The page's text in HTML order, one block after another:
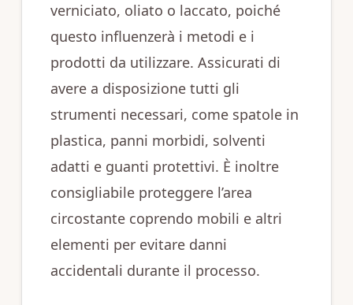
verniciato, oliato o laccato, poiché
questo influenzerà i metodi e i
prodotti da utilizzare. Assicurati di
avere a disposizione tutti gli
strumenti necessari, come spatole in
plastica, panni morbidi, solventi
adatti e guanti protettivi. È inoltre
consigliabile proteggere l’area
circostante coprendo mobili e altri
elementi per evitare danni
accidentali durante il processo.